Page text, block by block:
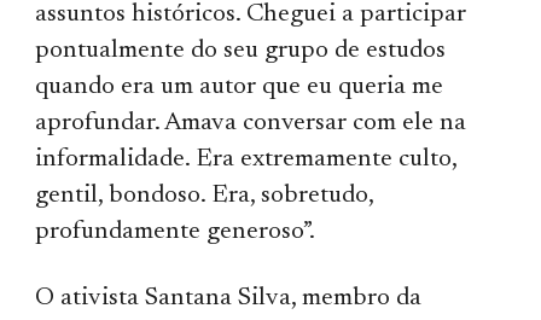
assuntos históricos. Cheguei a participar
pontualmente do seu grupo de estudos
quando era um autor que eu queria me
aprofundar. Amava conversar com ele na
informalidade. Era extremamente culto,
gentil, bondoso. Era, sobretudo,
profundamente generoso”.
O ativista Santana Silva, membro da